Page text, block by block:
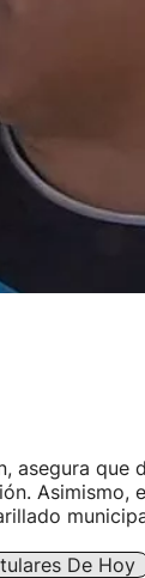
asegura que
Asimismo,
De Hoy